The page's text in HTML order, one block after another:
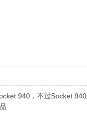
940，不过Socket